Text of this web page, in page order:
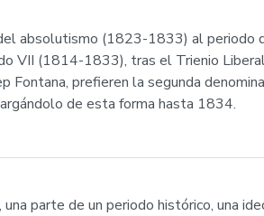
absolutismo (1823-1833) al periodo
VII (1814-1833), tras el Trienio
Fontana, prefieren la segunda
de esta forma hasta 1834.
parte de un periodo histórico, una